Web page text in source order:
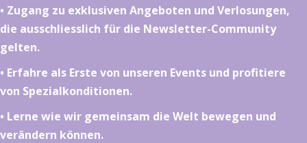
•⁠ ⁠⁠Zugang zu exklusiven Angeboten und Verlosungen,
die ausschliesslich für die Newsletter-Community
gelten.
•⁠ ⁠⁠Erfahre als Erste von unseren Events und profitiere
von Spezialkonditionen.
•⁠ ⁠⁠Lerne wie wir gemeinsam die Welt bewegen und
verändern können.